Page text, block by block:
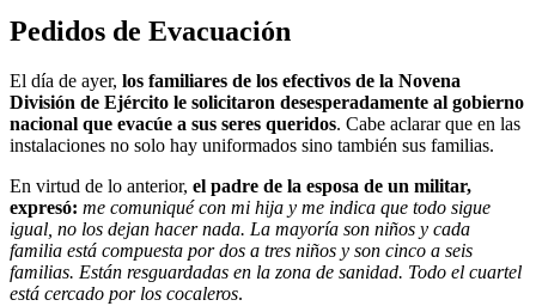
Pedidos de Evacuación
El día de ayer, los familiares de los efectivos de la Novena
División de Ejército le solicitaron desesperadamente al gobierno
nacional que evacúe a sus seres queridos. Cabe aclarar que en las
instalaciones no solo hay uniformados sino también sus familias.
En virtud de lo anterior, el padre de la esposa de un militar,
expresó: me comuniqué con mi hija y me indica que todo sigue
igual, no los dejan hacer nada. La mayoría son niños y cada
familia está compuesta por dos a tres niños y son cinco a seis
familias. Están resguardadas en la zona de sanidad. Todo el cuartel
está cercado por los cocaleros.